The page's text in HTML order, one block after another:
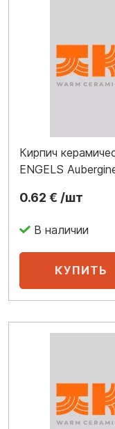
Кирпич
ENGELS
0.62 € /шт